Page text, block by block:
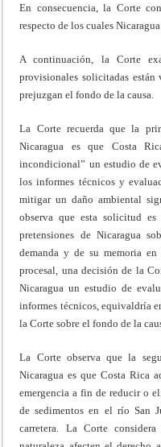
En consecuencia, la Corte
respecto de los cuales
A continuación, la Corte
provisionales solicitadas están
prejuzgan el fondo de la causa.
La Corte recuerda que la
Nicaragua es que Costa
incondicional” un estudio de
los informes técnicos y
mitigar un daño ambiental
observa que esta solicitud
pretensiones de Nicaragua
demanda y de su memoria en
procesal, una decisión de la
Nicaragua un estudio de
informes técnicos, equivaldría
la Corte sobre el fondo de la
La Corte observa que la
Nicaragua es que Costa Rica
emergencia a fin de reducir o
de sedimentos en el río San
carretera. La Corte